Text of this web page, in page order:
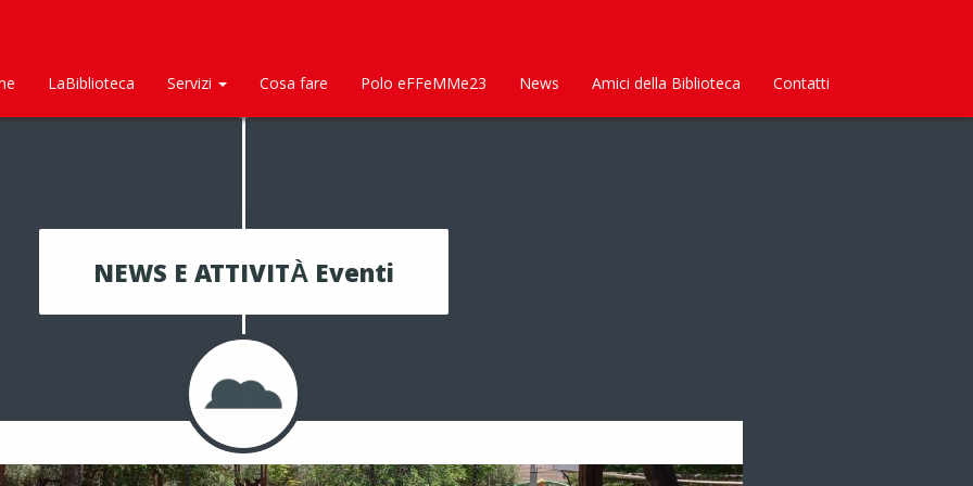
LaBiblioteca Servizi Cosa fare Polo eFFeMMe23 News Amici della Biblioteca Contatti
NEWS E ATTIVITÀ Eventi